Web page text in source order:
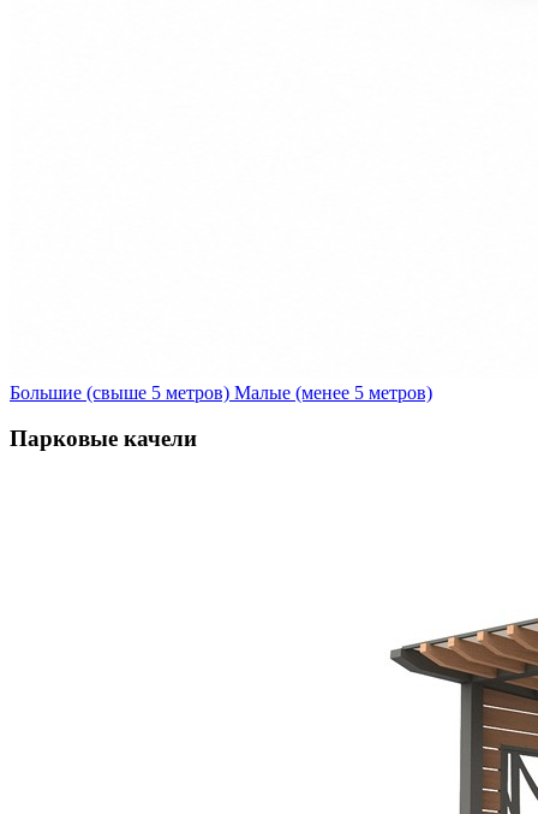
Большие (свыше 5 метров) Малые (менее 5 метров)
Парковые качели